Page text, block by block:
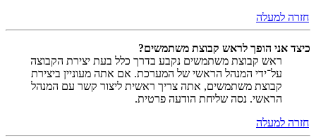
חזרה למעלה
כיצד אני הופך לראש קבוצת משתמשים?
ראש קבוצת משתמשים נקבע בדרך כלל בעת יצירת הקבוצה
על־ידי המנהל הראשי של המערכת. אם אתה מעוניין ביצירת
קבוצת משתמשים, אתה צריך ראשית ליצור קשר עם המנהל
הראשי. נסה שליחת הודעה פרטית.
חזרה למעלה